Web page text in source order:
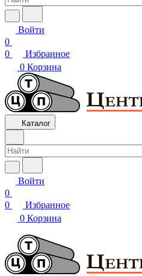
Войти
0
0
Избранное
0 Корзина
Каталог
Войти
0
0
Избранное
0 Корзина